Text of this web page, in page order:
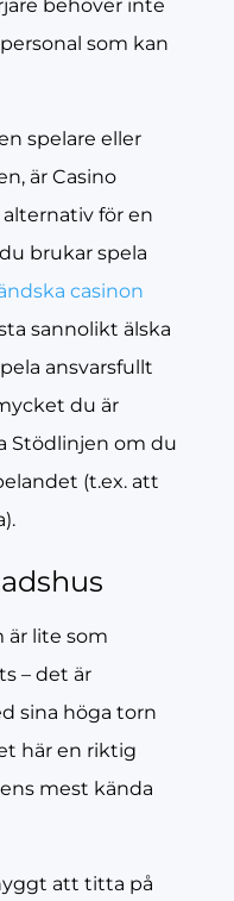
behöver inte
som kan
spelare eller
är Casino
för en
brukar spela
casinon
sannolikt älska
ansvarsfullt
du är
Stödlinjen om du
(t.ex. att
är lite som
– det är
sina höga torn
här en riktig
mest kända
att titta på